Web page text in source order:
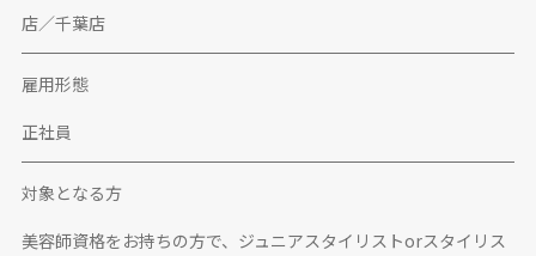
店／千葉店
雇用形態
正社員
対象となる方
美容師資格をお持ちの方で、ジュニアスタイリストorスタイリス